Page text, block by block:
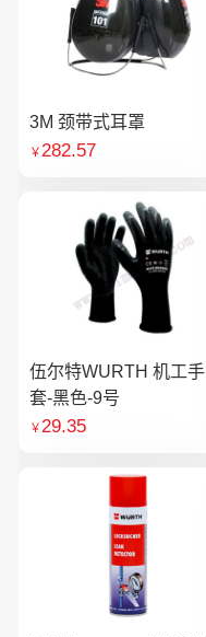
3M 颈带式耳罩
￥282.57
伍尔特WURTH 机工手
套-黑色-9号
￥29.35